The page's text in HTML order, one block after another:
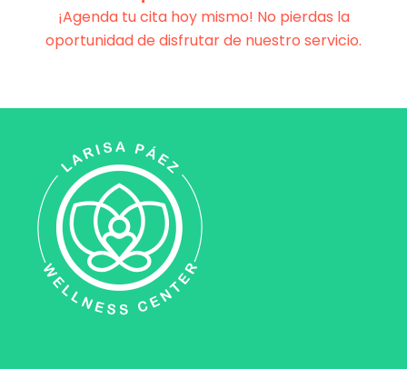
¡Agenda tu cita hoy mismo! No pierdas la
oportunidad de disfrutar de nuestro servicio.